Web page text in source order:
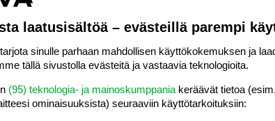
äiti. Raskausviikkoja on kertynyt 18. Haluaisin
Mailaile
laatusisältöä – evästeillä parempi
sinulle parhaan mahdollisen käyttökokemuksen ja
tällä sivustolla evästeitä ja vastaavia teknologioita.
(95) teknologia- ja mainoskumppania keräävät tietoa
ominaisuuk­sista) seuraaviin käyttötarkoituksiin: